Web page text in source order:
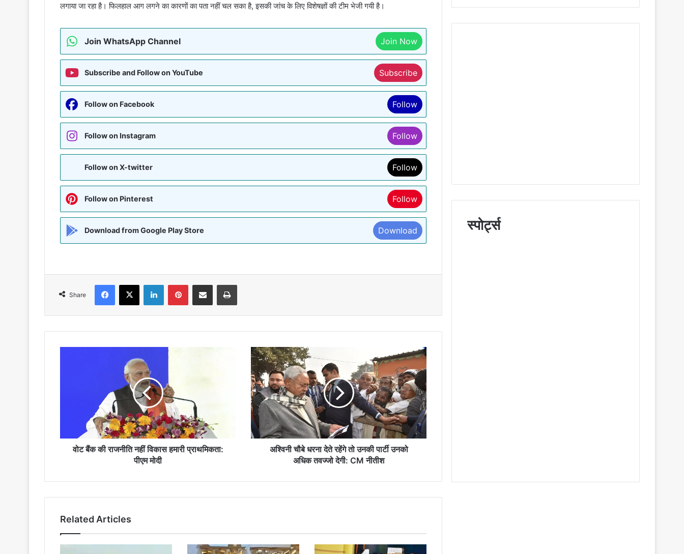
लगाया जा रहा है। फिलहाल आग लगने का कारणों का पता नहीं चल सका है, इसकी जांच के लिए विशेषज्ञों की टीम भेजी गयी है।
Join WhatsApp Channel Join Now
Subscribe and Follow on YouTube Subscribe
Follow on Facebook Follow
Follow on Instagram Follow
Follow on X-twitter Follow
Follow on Pinterest Follow
Download from Google Play Store Download
Share
Facebook
X LinkedInPinterestShare via Email Print
प्राथमिकता:
पीएम
वोट बैंक की राजनीति नहीं विकास हमारी प्राथमिकता:
पीएम मोदी
अश्विनी
चौबे
धरना
देते
रहेंगे
तो
उनकी
पार्टी
उनको
CM
अश्विनी चौबे धरना देते रहेंगे तो उनकी पार्टी उनको
अधिक तवज्जो देगी: CM नीतीश
Related Articles
स्पोर्ट्स